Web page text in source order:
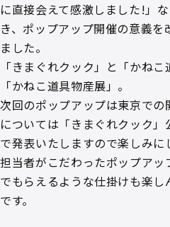
に直接会えて感激しました!」
き、ポップアップ開催の意義
ました。
「きまぐれクック」と「かね
「かねこ道具物産展」。
次回のポップアップは東京で
については「きまぐれクック
で発表いたしますので楽しみに
担当者がこだわったポップア
でもらえるような仕掛けも楽
です。